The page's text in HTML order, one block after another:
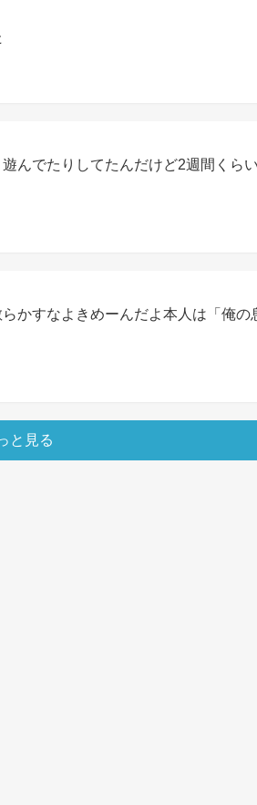
んでたりしてたんだけど2週間くら
かすなよきめーんだよ本人は「俺の
と見る